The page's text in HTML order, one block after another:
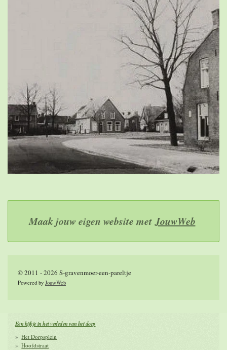
Maak jouw eigen website met JouwWeb
© 2011 - 2026 S-gravenmoer-een-pareltje
Powered by JouwWeb
Een kijkje in het verleden van het dorp
Het Dorpsplein
Hoofdstraat